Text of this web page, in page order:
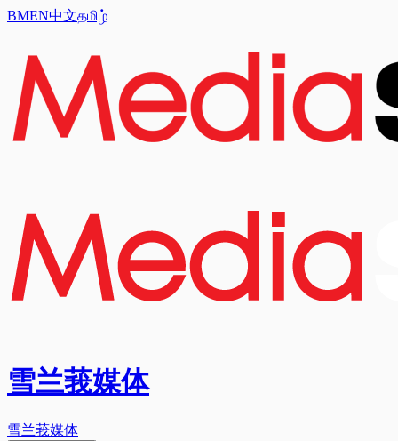
BMEN中文தமிழ்
雪兰莪媒体
雪兰莪媒体